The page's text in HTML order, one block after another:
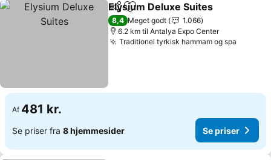
Del Føj til favoritter
Elysium Deluxe Suites
8,4 Meget godt
1.066
6.2 km til Antalya Expo Center
Traditionel tyrkisk hammam og spa
Af 481 kr.
Se priser fra 8 hjemmesider Se priser